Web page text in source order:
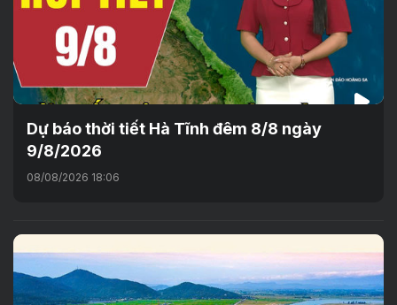
Dự báo thời tiết Hà Tĩnh đêm 8/8 ngày
9/8/2026
08/08/2026 18:06